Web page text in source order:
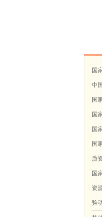
国
中
国
国
国
国
质
国
资
验